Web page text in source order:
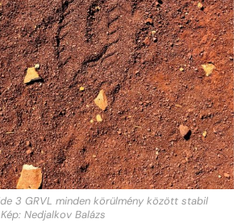
3 GRVL minden körülmény között stabil
Nedjalkov Balázs